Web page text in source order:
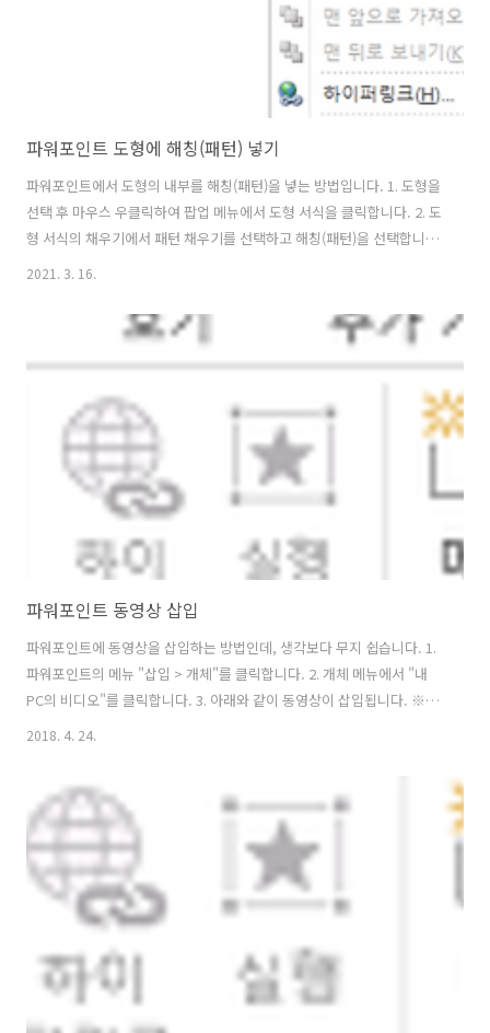
파워포인트 도형에 해칭(패턴) 넣기
파워포인트에서 도형의 내부를 해칭(패턴)을 넣는 방법입니다. 1. 도형을
선택 후 마우스 우클릭하여 팝업 메뉴에서 도형 서식을 클릭합니다. 2. 도
형 서식의 채우기에서 패턴 채우기를 선택하고 해칭(패턴)을 선택합니
다. 패턴의 색과 배경색도 지정이 가능합니다. 3. 아래와 같이 도형에 해
2021. 3. 16.
파워포인트 동영상 삽입
파워포인트에 동영상을 삽입하는 방법인데, 생각보다 무지 쉽습니다. 1.
파워포인트의 메뉴 "삽입 > 개체"를 클릭합니다. 2. 개체 메뉴에서 "내
PC의 비디오"를 클릭합니다. 3. 아래와 같이 동영상이 삽입됩니다. ※ 슬
라이드쇼에서는 동영상을 클릭하면 동영상이 플레이되며, 플레이 진행
2018. 4. 24.